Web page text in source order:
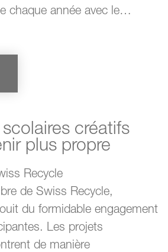
chaque année avec le…
créatifs
plus propre
Recycle
de Swiss Recycle,
du formidable engagement
Les projets
de manière